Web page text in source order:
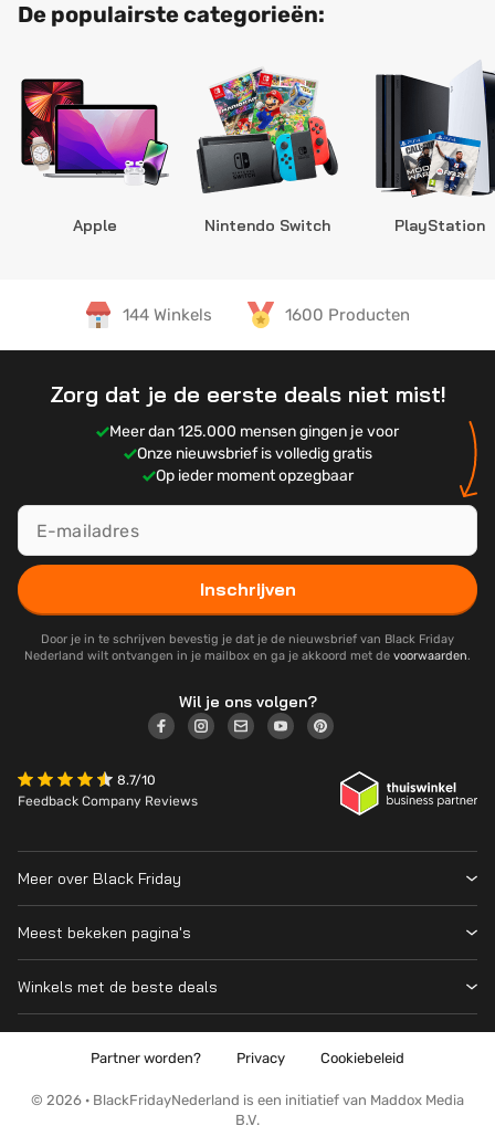
De populairste categorieën:
Apple Nintendo Switch PlayStation
144 Winkels 1600 Producten
Zorg dat je de eerste deals niet mist!
Meer dan 125.000 mensen gingen je voor
Onze nieuwsbrief is volledig gratis
Op ieder moment opzegbaar
Inschrijven
Door je in te schrijven bevestig je dat je de nieuwsbrief van Black Friday
Nederland wilt ontvangen in je mailbox en ga je akkoord met de voorwaarden.
Wil je ons volgen?
8.7/10
Feedback Company Reviews
Meer over Black Friday
Wanneer is Black Friday?
Cyber Monday 2026
Over ons
Kennis en advies
Meest bekeken pagina's
Prijsvergelijker
PS5
Winkels met de beste deals
© 2026 · BlackFridayNederland is een initiatief van Maddox Media
B.V.
Partner worden? Privacy Cookiebeleid